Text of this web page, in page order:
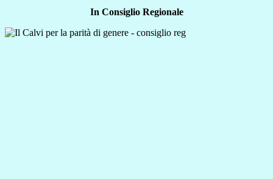
In Consiglio Regionale